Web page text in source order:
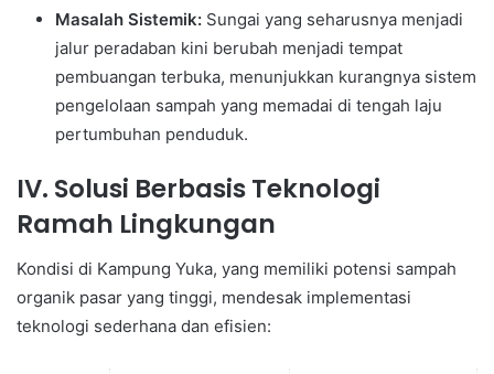
Masalah Sistemik: Sungai yang seharusnya menjadi
jalur peradaban kini berubah menjadi tempat
pembuangan terbuka, menunjukkan kurangnya sistem
pengelolaan sampah yang memadai di tengah laju
pertumbuhan penduduk.
IV. Solusi Berbasis Teknologi
Ramah Lingkungan
Kondisi di Kampung Yuka, yang memiliki potensi sampah
organik pasar yang tinggi, mendesak implementasi
teknologi sederhana dan efisien: